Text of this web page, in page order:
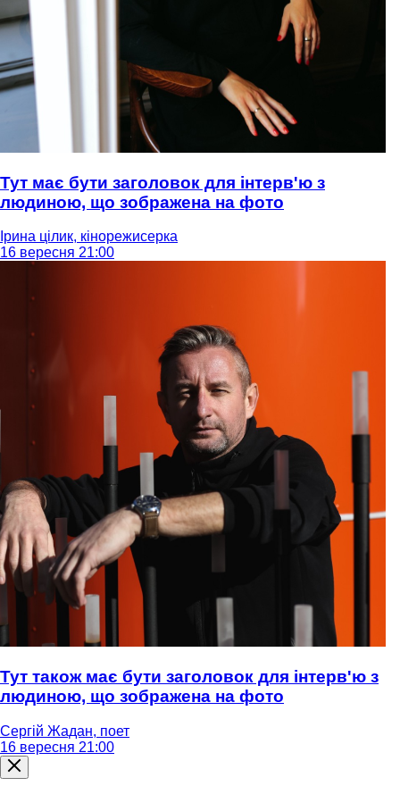
Тут має бути заголовок для інтерв'ю з
людиною, що зображена на фото
Ірина цілик, кінорежисерка
16 вересня 21:00
Тут також має бути заголовок для інтерв'ю з
людиною, що зображена на фото
Сергій Жадан, поет
16 вересня 21:00